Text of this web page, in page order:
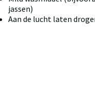
jassen)
Aan de lucht laten